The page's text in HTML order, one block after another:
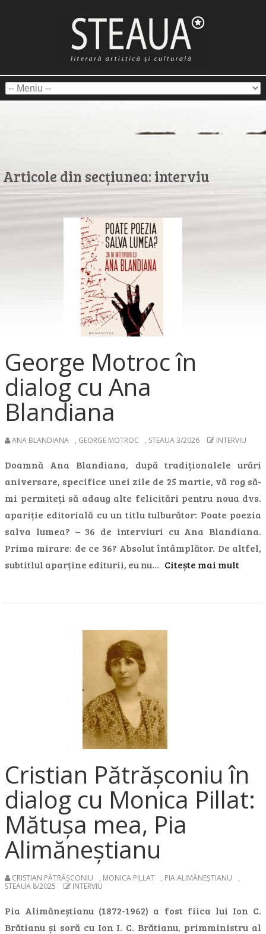
Articole din secțiunea: interviu
George Motroc în
dialog cu Ana
Blandiana
ANA BLANDIANA , GEORGE MOTROC , STEAUA 3/2026 INTERVIU
Doamnă Ana Blandiana, după tradiționalele urări
aniversare, specifice unei zile de 25 martie, vă rog să-
mi permiteți să adaug alte felicitări pentru noua dvs.
apariție editorială cu un titlu tulburător: Poate poezia
salva lumea? – 36 de interviuri cu Ana Blandiana.
Prima mirare: de ce 36? Absolut întâmplător. De altfel,
subtitlul aparține editurii, eu nu… Citește mai mult
Cristian Pătrășconiu în
dialog cu Monica Pillat:
Mătușa mea, Pia
Alimăneștianu
CRISTIAN PĂTRĂȘCONIU , MONICA PILLAT , PIA ALIMĂNEȘTIANU
,
STEAUA 8/2025
INTERVIU
Pia Alimăneștianu (1872-1962) a fost fiica lui Ion C.
Brătianu și soră cu Ion I. C. Brătianu, primministru al